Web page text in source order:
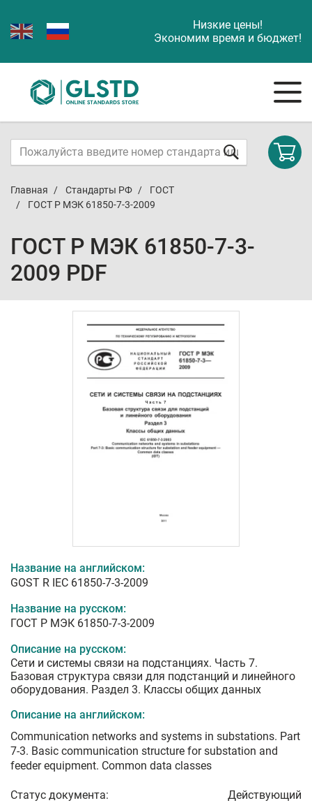
Низкие цены!
Экономим время и бюджет!
Главная Стандарты РФ
ГОСТ
ГОСТ Р МЭК 61850-7-3-2009
ГОСТ Р МЭК 61850-7-3-
2009 PDF
Название на английском:
GOST R IEC 61850-7-3-2009
Название на русском:
ГОСТ Р МЭК 61850-7-3-2009
Описание на русском:
Сети и системы связи на подстанциях. Часть 7.
Базовая структура связи для подстанций и линейного
оборудования. Раздел 3. Классы общих данных
Описание на английском:
Communication networks and systems in substations. Part
7-3. Basic communication structure for substation and
feeder equipment. Common data classes
Статус документа: Действующий